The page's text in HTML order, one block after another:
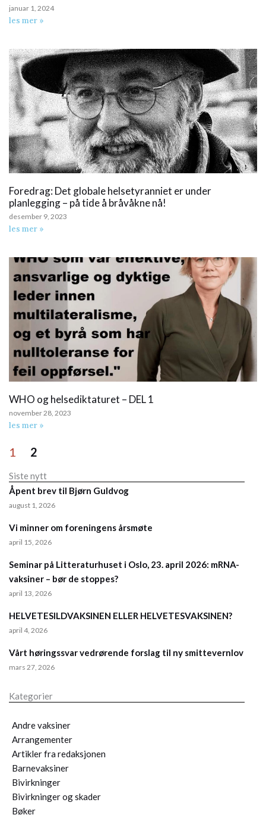
Siste nytt
Åpent brev til Bjørn Guldvog
august 1, 2026
Vi minner om foreningens årsmøte
april 15, 2026
Seminar på Litteraturhuset i Oslo, 23. april 2026: mRNA-
vaksiner – bør de stoppes?
april 13, 2026
HELVETESILDVAKSINEN ELLER HELVETESVAKSINEN?
april 4, 2026
Vårt høringssvar vedrørende forslag til ny smittevernlov
mars 27, 2026
Kategorier
Andre vaksiner
Arrangementer
Artikler fra redaksjonen
Barnevaksiner
Bivirkninger
Bivirkninger og skader
Bøker
januar 1, 2024
les mer »
Foredrag: Det globale helsetyranniet er under
planlegging – på tide å bråvåkne nå!
desember 9, 2023
les mer »
WHO og helsediktaturet – DEL 1
november 28, 2023
les mer »
1 2